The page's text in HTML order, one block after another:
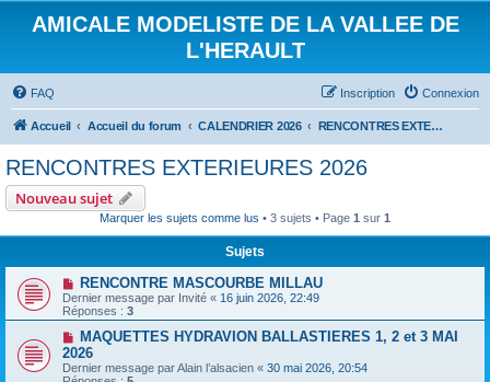
AMICALE MODELISTE DE LA VALLEE DE
L'HERAULT
FAQ Connexion
Inscription
Accueil Accueil du forum CALENDRIER 2026 RENCONTRES EXTERIEURES 2026
RENCONTRES EXTERIEURES 2026
Nouveau sujet
Marquer les sujets comme lus • 3 sujets • Page 1 sur 1
Sujets
RENCONTRE MASCOURBE MILLAU
Dernier message par Invité « 16 juin 2026, 22:49
Réponses : 3
MAQUETTES HYDRAVION BALLASTIERES 1, 2 et 3 MAI
2026
Dernier message parAlain l’alsacien « 30 mai 2026, 20:54